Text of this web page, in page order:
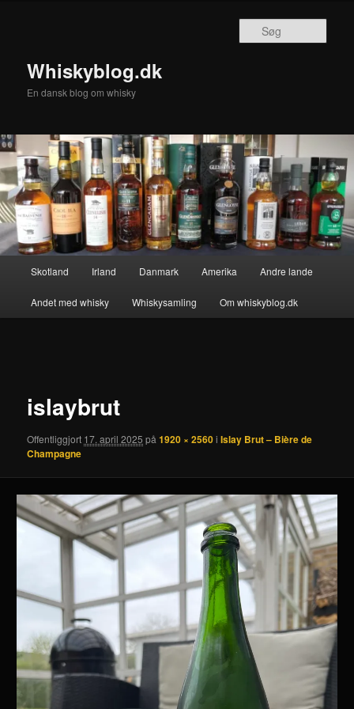
Whiskyblog.dk
En dansk blog om whisky
Skotland Irland Danmark Amerika Andre lande
Andet med whisky Whiskysamling Om whiskyblog.dk
islaybrut
Offentliggjort 17. april 2025 på1920 × 2560iIslay Brut – Bière de
Champagne